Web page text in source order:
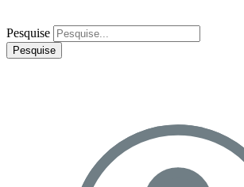
Pesquise
Pesquise